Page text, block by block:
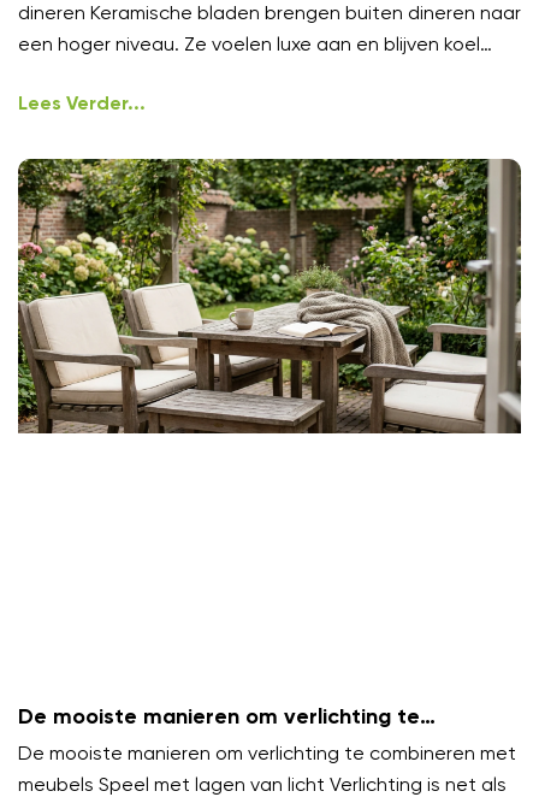
dineren Keramische bladen brengen buiten dineren naar
een hoger niveau. Ze voelen luxe aan en blijven koel
Lees Verder...
De mooiste manieren om verlichting te
combineren met meubels
De mooiste manieren om verlichting te combineren met
meubels Speel met lagen van licht Verlichting is net als